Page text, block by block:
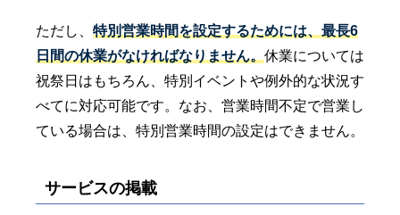
ただし、 特別営業時間を設定するためには、最長6
日間の休業がなければなりません。 休業については
祝祭日はもちろん、特別イベントや例外的な状況す
べてに対応可能です。なお、営業時間不定で営業し
ている場合は、特別営業時間の設定はできません。
サービスの掲載